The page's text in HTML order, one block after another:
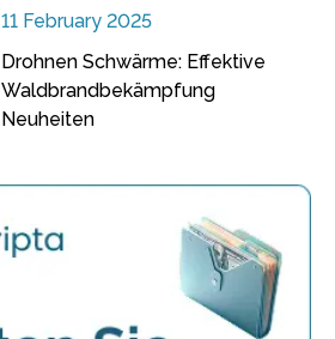
11 February 2025
Drohnen Schwärme: Effektive
Waldbrandbekämpfung
Neuheiten